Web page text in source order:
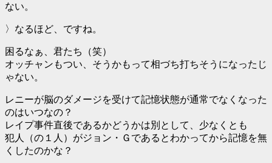
ない。
〉なるほど、ですね。
困るなぁ、君たち（笑）
オッチャンもつい、そうかもって相づち打ちそうになったじ
ゃない。
レニーが脳のダメージを受けて記憶状態が通常でなくなった
のはいつなの？
レイプ事件直後であるかどうかは別として、少なくとも
犯人（の１人）がジョン・Ｇであるとわかってから記憶を無
くしたのかな？